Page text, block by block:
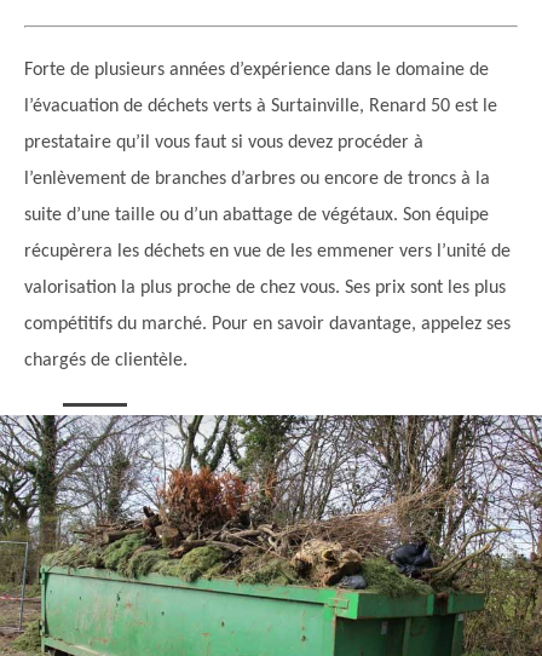
Forte de plusieurs années d’expérience dans le domaine de
l’évacuation de déchets verts à Surtainville, Renard 50 est le
prestataire qu’il vous faut si vous devez procéder à
l’enlèvement de branches d’arbres ou encore de troncs à la
suite d’une taille ou d’un abattage de végétaux. Son équipe
récupèrera les déchets en vue de les emmener vers l’unité de
valorisation la plus proche de chez vous. Ses prix sont les plus
compétitifs du marché. Pour en savoir davantage, appelez ses
chargés de clientèle.